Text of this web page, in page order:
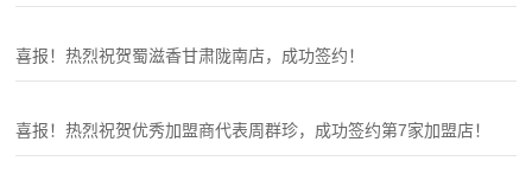
喜报！热烈祝贺蜀滋香甘肃陇南店，成功签约！
喜报！热烈祝贺优秀加盟商代表周群珍，成功签约第7家加盟店！